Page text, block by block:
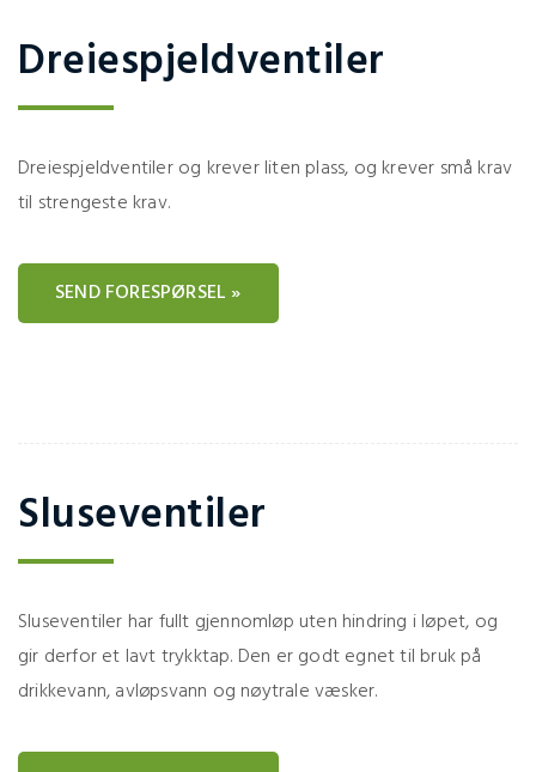
Dreiespjeldventiler
Dreiespjeldventiler og krever liten plass, og krever små krav
til strengeste krav.
SEND FORESPØRSEL »
Sluseventiler
Sluseventiler har fullt gjennomløp uten hindring i løpet, og
gir derfor et lavt trykktap. Den er godt egnet til bruk på
drikkevann, avløpsvann og nøytrale væsker.